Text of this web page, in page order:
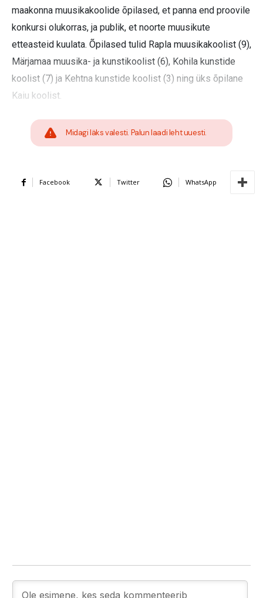
maakonna muusikakoolide õpilased, et panna end proovile
konkursi olukorras, ja publik, et noorte muusikute
etteasteid kuulata. Õpilased tulid Rapla muusikakoolist (9),
Märjamaa muusika- ja kunstikoolist (6), Kohila kunstide
koolist (7) ja Kehtna kunstide koolist (3) ning üks õpilane
Kaiu koolist.
Midagi läks valesti. Palun laadi leht uuesti.
Facebook Twitter WhatsApp